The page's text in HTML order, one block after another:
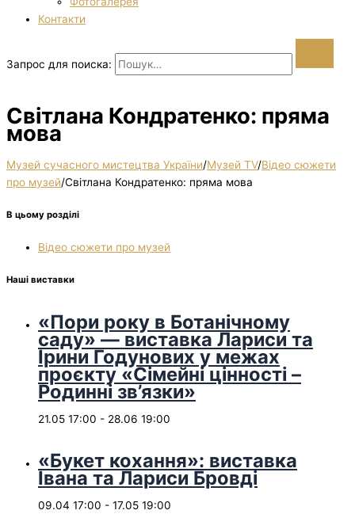
Контакти
Запрос для поиска:
Світлана Кондратенко: пряма
мова
Музей сучасного мистецтва України/Музей TV/Відео сюжети
про музей/Світлана Кондратенко: пряма мова
В цьому розділі
Відео сюжети про музей
Наші виставки
«Пори року в Ботанічному
саду» — виставка Лариси та
Ірини Годунових у межах
проєкту «Сімейні цінності –
Родинні зв’язки»
21.05 17:00 - 28.06 19:00
«Букет кохання»: виставка
Івана та Лариси Бровді
09.04 17:00 - 17.05 19:00